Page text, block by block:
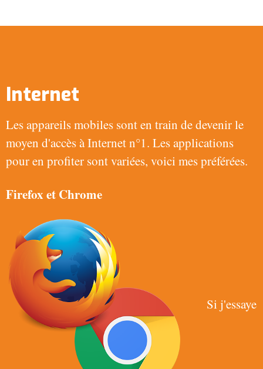
Internet
Les appareils mobiles sont en train de devenir le
moyen d'accès à Internet n°1. Les applications
pour en profiter sont variées, voici mes préférées.
Firefox et Chrome
Si j'essaye